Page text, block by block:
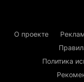
О проекте
Политика